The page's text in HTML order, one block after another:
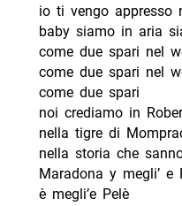
io ti vengo appresso
baby siamo in aria
come due spari nel
come due spari nel
come due spari
noi crediamo in
nella tigre di
nella storia che
Maradona y megli’ e
è megli’e Pelè